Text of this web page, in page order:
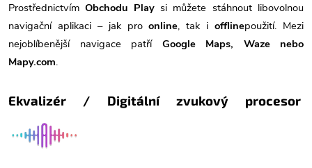
Prostřednictvím Obchodu Play si můžete stáhnout libovolnou
navigační aplikaci – jak pro online, tak i offlinepoužití. Mezi
nejoblíbenější navigace patří
Google Maps, Waze nebo
Mapy.com.
Ekvalizér / Digitální zvukový procesor